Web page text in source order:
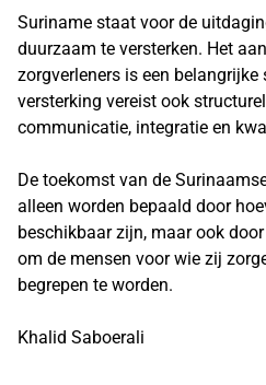
Suriname staat voor de
duurzaam te versterken. Het
zorgverleners is een
versterking vereist ook
communicatie, integratie en
De toekomst van de
alleen worden bepaald door
beschikbaar zijn, maar ook
om de mensen voor wie zij
begrepen te worden.
Khalid Saboerali